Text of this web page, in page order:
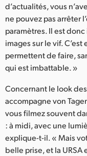
d’actualités, vous
ne pouvez pas arrêter
paramètres. Il est
images sur le vif.
permettent de faire,
qui est imbattable. »
Concernant le look
accompagne von
vous filmez souvent
: à midi, avec une
explique-t-il. « Mais
belle prise, et la